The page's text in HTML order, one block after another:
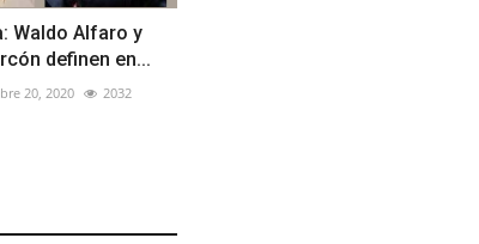
Waldo Alfaro y
definen en...
20, 2020 2032